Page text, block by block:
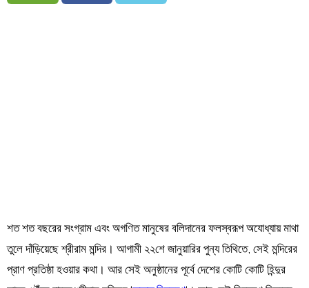
শত শত বছরের সংগ্রাম এবং অগণিত মানুষের বলিদানের ফলস্বরূপ অযোধ্যায় মাথা
তুলে দাঁড়িয়েছে শ্রীরাম মন্দির। আগামী ২২শে জানুয়ারির পুন্য তিথিতে, সেই মন্দিরের
প্রাণ প্রতিষ্ঠা হওয়ার কথা। আর সেই অনুষ্ঠানের পূর্বে দেশের কোটি কোটি হিন্দুর